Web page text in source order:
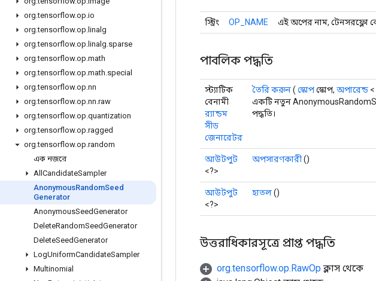
org.tensorflow.op.io
org.tensorflow.op. linalg
org.tensorflow.op. linalg.sparse
org.tensorflow.op.math
org.tensorflow.op.math.special
org.tensorflow.op.nn
org.tensorflow.op.nn.raw
org.tensorflow.op.quantization
org.tensorflow.op.ragged
org.tensorflow.op.random
এক নজরে
All CandidateSampler
AnonymousRandomSeed
Generator
AnonymousSeedGenerator
DeleteRandomSeedGenerator
DeleteSeedGenerator
LogUniformCandidateSampler
Multinomial
স্ট্রিং OP_NAME এই অপের নাম, টেনসরফ্লো
পাবলিক পদ্ধতি
স্ট্যাটিক
বেনামী
র‌্যান্ডম
সীড
জেনারেটর
তৈরি করুন( স্কোপস্কোপ, অপারেন্ড <
একটি নতুন
পদ্ধতি।
আউটপুট
<?>
অপসারণকারী()
আউটপুট
<?>
হাতল()
উত্তরাধিকারসূত্রে প্রাপ্ত পদ্ধতি
org.tensorflow.op.RawOp ক্লাস থেকে